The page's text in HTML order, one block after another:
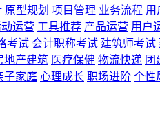
原型规划 项目管理 业务流程 用
运营 工具推荐 产品运营 用户
考试 会计职称考试 建筑师考试
地产建筑 医疗保健 物流快递 团
子家庭 心理成长 职场进阶 个性